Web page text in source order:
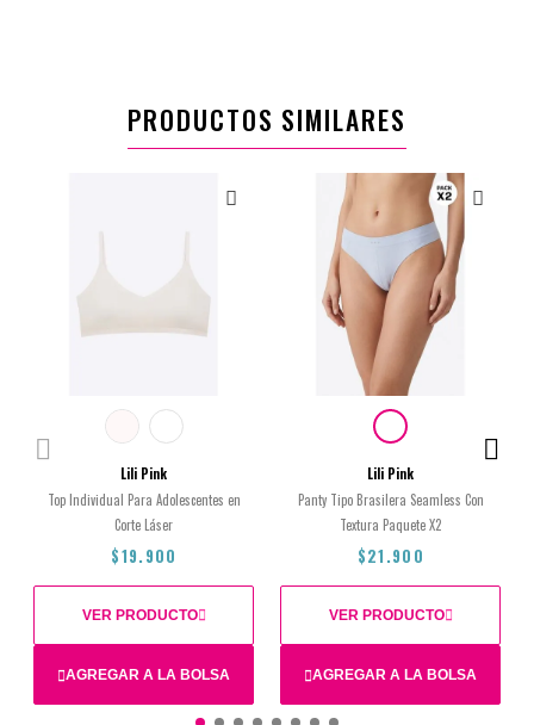
PRODUCTOS SIMILARES
Lili Pink
Top Individual Para Adolescentes en
Corte Láser
$19.900
AGREGAR A LA BOLSA
VER PRODUCTO
Lili Pink
Panty Tipo Brasilera Seamless Con
Textura Paquete X2
$21.900
AGREGAR A LA BOLSA
VER PRODUCTO